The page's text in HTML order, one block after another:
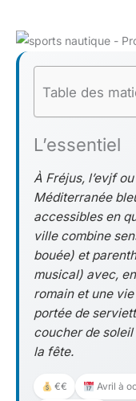
Table des
L’essentiel
À Fréjus, l’evjf
Méditerranée
accessibles en
ville combine
bouée) et
musical) avec,
romain et une
portée de
coucher de
la fête.
€€ Avril à